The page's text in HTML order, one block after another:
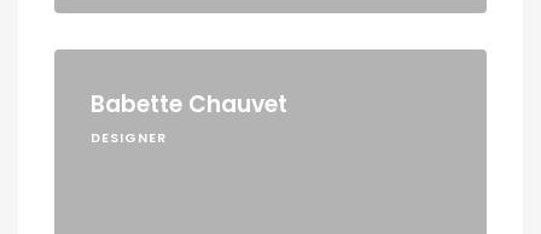
Babette Chauvet
DESIGNER